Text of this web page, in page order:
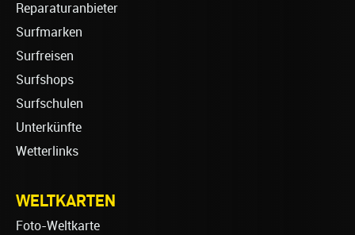
Reparaturanbieter
Surfmarken
Surfreisen
Surfshops
Surfschulen
Unterkünfte
Wetterlinks
WELTKARTEN
Foto-Weltkarte